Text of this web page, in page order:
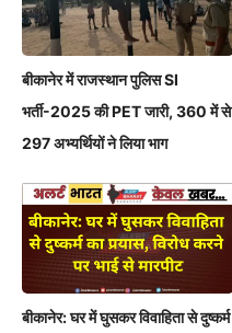
बीकानेर में राजस्थान पुलिस SI
भर्ती-2025 की PET जारी, 360 में से
297 अभ्यर्थियों ने लिया भाग
बीकानेर: घर में घुसकर विवाहिता से दुष्कर्म